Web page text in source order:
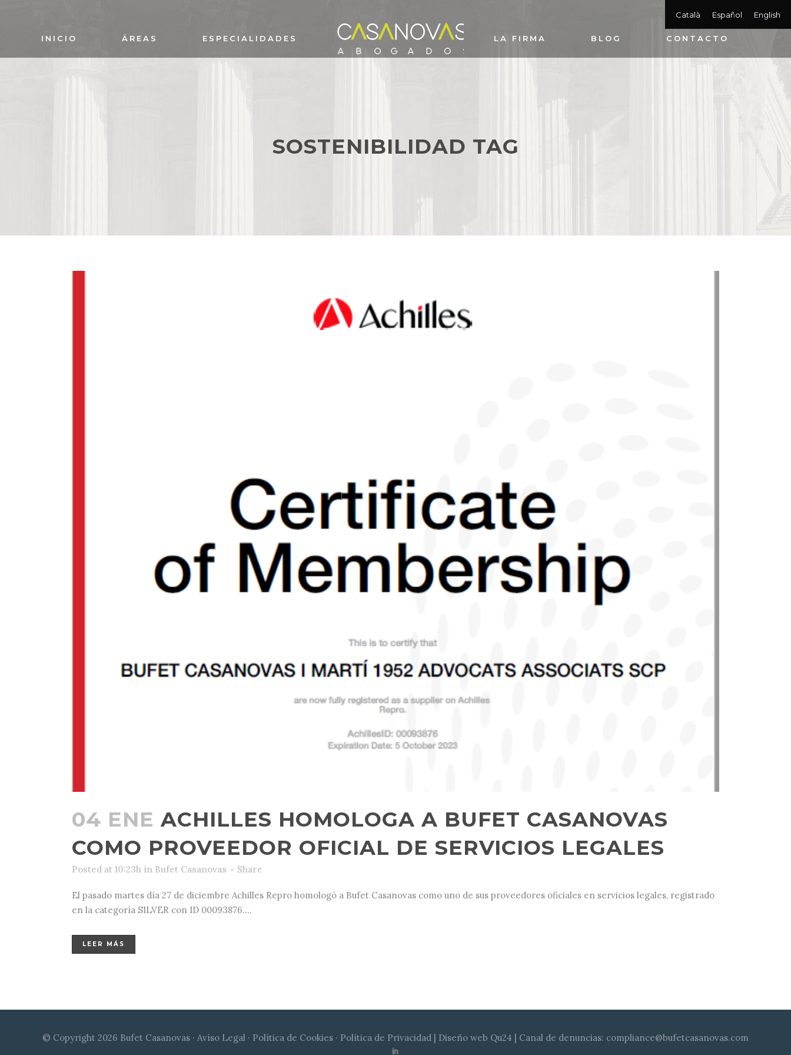
Català Español English
INICIO ÁREAS ESPECIALIDADES LA FIRMA BLOG CONTACTO
SOSTENIBILIDAD TAG
04 ENE ACHILLES HOMOLOGA A BUFET CASANOVAS
COMO PROVEEDOR OFICIAL DE SERVICIOS LEGALES
Posted at 10:23h in Bufet Casanovas Share
El pasado martes día 27 de diciembre Achilles Repro homologó a Bufet Casanovas como uno de sus proveedores oficiales en servicios legales, registrado
en la categoría SILVER con ID 00093876....
LEER MÁS
© Copyright 2026 Bufet Casanovas · Avíso Legal · Política de Cookies · Política de Privacidad | Diseño web Qu24 | Canal de denuncias: compliance@bufetcasanovas.com